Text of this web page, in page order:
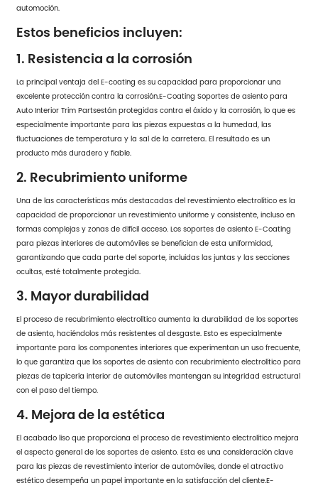
automoción.
Estos beneficios incluyen:
1. Resistencia a la corrosión
La principal ventaja del E-coating es su capacidad para proporcionar una
excelente protección contra la corrosión.E-Coating Soportes de asiento para
Auto Interior Trim Partsestán protegidas contra el óxido y la corrosión, lo que es
especialmente importante para las piezas expuestas a la humedad, las
fluctuaciones de temperatura y la sal de la carretera. El resultado es un
producto más duradero y fiable.
2. Recubrimiento uniforme
Una de las características más destacadas del revestimiento electrolítico es la
capacidad de proporcionar un revestimiento uniforme y consistente, incluso en
formas complejas y zonas de difícil acceso. Los soportes de asiento E-Coating
para piezas interiores de automóviles se benefician de esta uniformidad,
garantizando que cada parte del soporte, incluidas las juntas y las secciones
ocultas, esté totalmente protegida.
3. Mayor durabilidad
El proceso de recubrimiento electrolítico aumenta la durabilidad de los soportes
de asiento, haciéndolos más resistentes al desgaste. Esto es especialmente
importante para los componentes interiores que experimentan un uso frecuente,
lo que garantiza que los soportes de asiento con recubrimiento electrolítico para
piezas de tapicería interior de automóviles mantengan su integridad estructural
con el paso del tiempo.
4. Mejora de la estética
El acabado liso que proporciona el proceso de revestimiento electrolítico mejora
el aspecto general de los soportes de asiento. Esta es una consideración clave
para las piezas de revestimiento interior de automóviles, donde el atractivo
estético desempeña un papel importante en la satisfacción del cliente.E-